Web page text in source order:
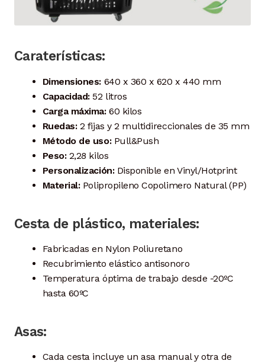
Caraterísticas:
Dimensiones: 640 x 360 x 620 x 440 mm
Capacidad:52 litros
Carga máxima:60 kilos
Ruedas:2 fijas y 2 multidireccionales de 35 mm
Método de uso:Pull&Push
Peso:2,28 kilos
Personalización:Disponible en Vinyl/Hotprint
Material:Polipropileno Copolimero Natural (PP)
Cesta de plástico, materiales:
Fabricadas en Nylon Poliuretano
Recubrimiento elástico antisonoro
Temperatura óptima de trabajo desde -20ºC
hasta 60ºC
Asas:
Cada cesta incluye un asa manual y otra de